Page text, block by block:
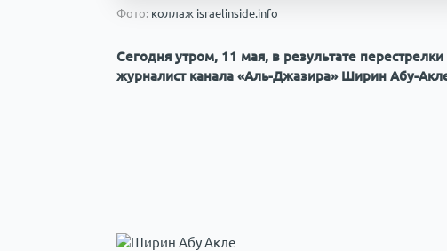
Фото: коллаж israelinside.info
Сегодня утром, 11 мая, в результате
журналист канала «Аль-Джазира» Ширин Абу-